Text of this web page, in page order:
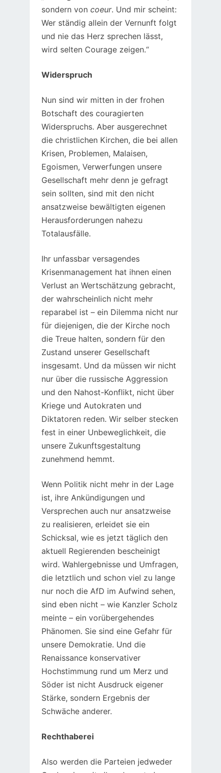
sondern von coeur. Und mir scheint:
Wer ständig allein der Vernunft folgt
und nie das Herz sprechen lässt,
wird selten Courage zeigen.“
Widerspruch
Nun sind wir mitten in der frohen
Botschaft des couragierten
Widerspruchs. Aber ausgerechnet
die christlichen Kirchen, die bei allen
Krisen, Problemen, Malaisen,
Egoismen, Verwerfungen unsere
Gesellschaft mehr denn je gefragt
sein sollten, sind mit den nicht
ansatzweise bewältigten eigenen
Herausforderungen nahezu
Totalausfälle.
Ihr unfassbar versagendes
Krisenmanagement hat ihnen einen
Verlust an Wertschätzung gebracht,
der wahrscheinlich nicht mehr
reparabel ist – ein Dilemma nicht nur
für diejenigen, die der Kirche noch
die Treue halten, sondern für den
Zustand unserer Gesellschaft
insgesamt. Und da müssen wir nicht
nur über die russische Aggression
und den Nahost-Konflikt, nicht über
Kriege und Autokraten und
Diktatoren reden. Wir selber stecken
fest in einer Unbeweglichkeit, die
unsere Zukunftsgestaltung
zunehmend hemmt.
Wenn Politik nicht mehr in der Lage
ist, ihre Ankündigungen und
Versprechen auch nur ansatzweise
zu realisieren, erleidet sie ein
Schicksal, wie es jetzt täglich den
aktuell Regierenden bescheinigt
wird. Wahlergebnisse und Umfragen,
die letztlich und schon viel zu lange
nur noch die AfD im Aufwind sehen,
sind eben nicht – wie Kanzler Scholz
meinte – ein vorübergehendes
Phänomen. Sie sind eine Gefahr für
unsere Demokratie. Und die
Renaissance konservativer
Hochstimmung rund um Merz und
Söder ist nicht Ausdruck eigener
Stärke, sondern Ergebnis der
Schwäche anderer.
Rechthaberei
Also werden die Parteien jedweder